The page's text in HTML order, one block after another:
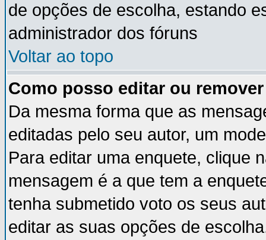
de opções de escolha, estando
administrador dos fóruns
Voltar ao topo
Como posso editar ou
Da mesma forma que as
editadas pelo seu autor, um
Para editar uma enquete, clique
mensagem é a que tem a
tenha submetido voto os seus
editar as suas opções de